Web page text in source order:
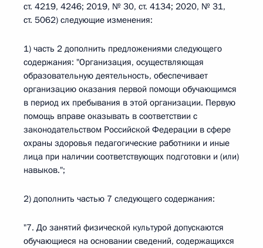
ст. 4219, 4246; 2019, № 30, ст. 4134; 2020, № 31,
ст. 5062) следующие изменения:
1) часть 2 дополнить предложениями следующего
содержания: "Организация, осуществляющая
образовательную деятельность, обеспечивает
организацию оказания первой помощи обучающимся
в период их пребывания в этой организации. Первую
помощь вправе оказывать в соответствии с
законодательством Российской Федерации в сфере
охраны здоровья педагогические работники и иные
лица при наличии соответствующих подготовки и (или)
навыков.";
2) дополнить частью 7 следующего содержания:
"7. До занятий физической культурой допускаются
обучающиеся на основании сведений, содержащихся